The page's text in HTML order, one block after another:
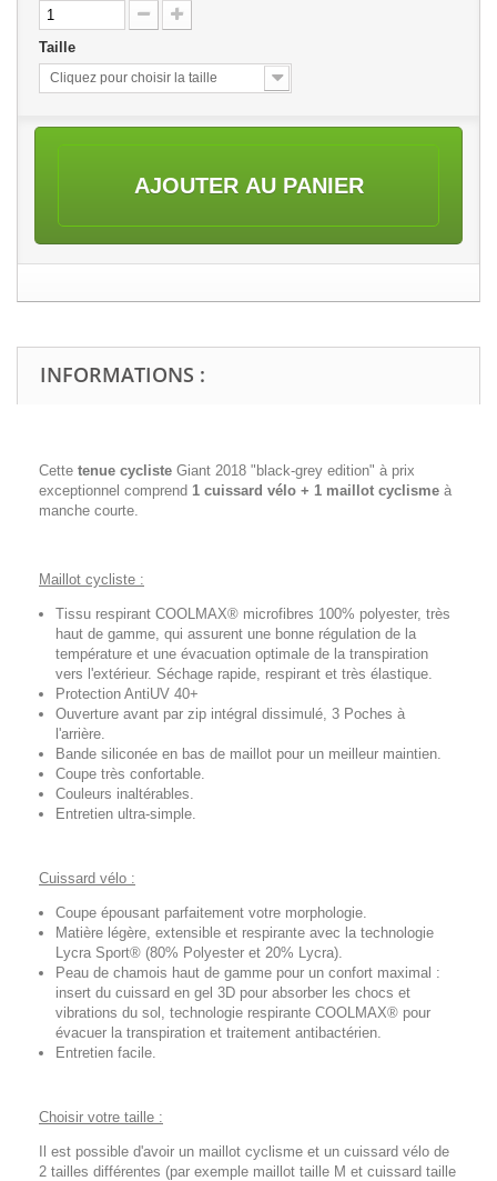
Taille
Cliquez pour choisir la taille
AJOUTER AU PANIER
INFORMATIONS :
Cette tenue cycliste Giant 2018 "black-grey edition" à prix
exceptionnel comprend 1 cuissard vélo + 1 maillot cyclisme à
manche courte.
Maillot cycliste :
Tissu respirant COOLMAX® microfibres 100% polyester, très
haut de gamme, qui assurent une bonne régulation de la
température et une évacuation optimale de la transpiration
vers l'extérieur. Séchage rapide, respirant et très élastique.
Protection AntiUV 40+
Ouverture avant par zip intégral dissimulé, 3 Poches à
l'arrière.
Bande siliconée en bas de maillot pour un meilleur maintien.
Coupe très confortable.
Couleurs inaltérables.
Entretien ultra-simple.
Cuissard vélo :
Coupe épousant parfaitement votre morphologie.
Matière légère, extensible et respirante avec la technologie
Lycra Sport® (80% Polyester et 20% Lycra).
Peau de chamois haut de gamme pour un confort maximal :
insert du cuissard en gel 3D pour absorber les chocs et
vibrations du sol, technologie respirante COOLMAX® pour
évacuer la transpiration et traitement antibactérien.
Entretien facile.
Choisir votre taille :
Il est possible d'avoir un maillot cyclisme et un cuissard vélo de
2 tailles différentes (par exemple maillot taille M et cuissard taille